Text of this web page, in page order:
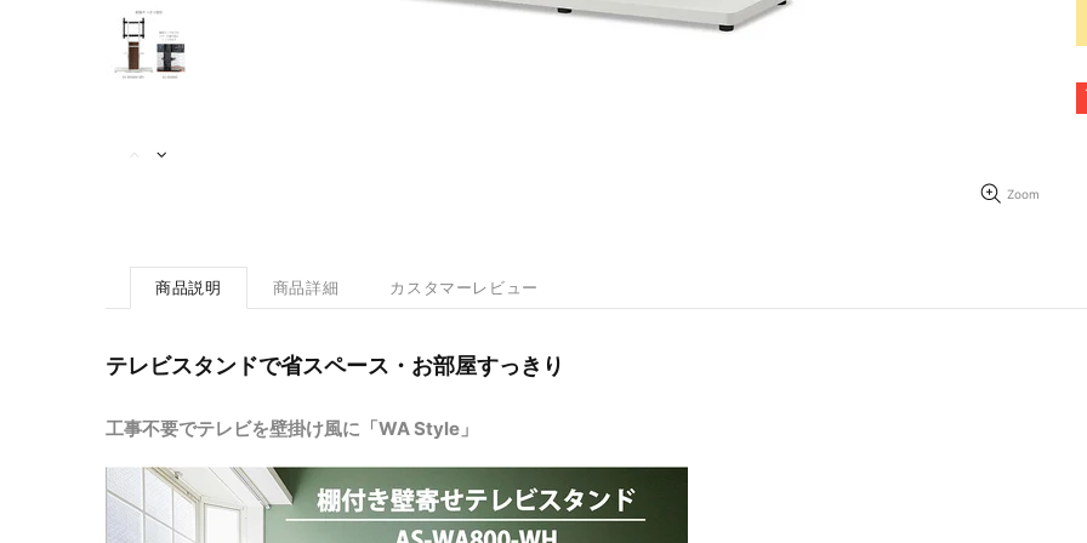
Zoom
商品説明 商品詳細 カスタマーレビュー
テレビスタンドで省スペース・お部屋すっきり
工事不要でテレビを壁掛け風に「WA Style」